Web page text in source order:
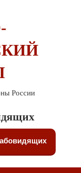
России